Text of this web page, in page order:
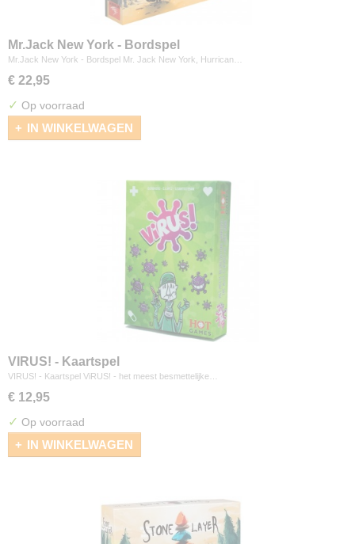
Mr.Jack New York - Bordspel
Mr.Jack New York - Bordspel Mr. Jack New York, Hurrican…
€ 22,95
✓ Op voorraad
IN WINKELWAGEN
VIRUS! - Kaartspel
VIRUS! - Kaartspel ViRUS! - het meest besmettelijke…
€ 12,95
✓ Op voorraad
IN WINKELWAGEN